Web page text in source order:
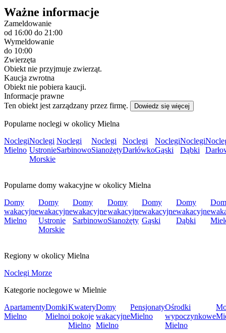
Ważne informacje
Zameldowanie
od 16:00 do 21:00
Wymeldowanie
do 10:00
Zwierzęta
Obiekt nie przyjmuje zwierząt.
Kaucja zwrotna
Obiekt nie pobiera kaucji.
Informacje prawne
Ten obiekt jest zarządzany przez firmę.
Dowiedz się więcej
Popularne noclegi w okolicy Mielna
Noclegi
Mielno
Noclegi
Ustronie
Morskie
Noclegi
Sarbinowo
Noclegi
Sianożęty
Noclegi
Darłówko
Noclegi
Gąski
Noclegi
Dąbki
Popularne domy wakacyjne w okolicy Mielna
Domy
wakacyjne
Mielno
Domy
wakacyjne
Ustronie
Morskie
Domy
wakacyjne
Sarbinowo
Domy
wakacyjne
Sianożęty
Domy
wakacyjne
Gąski
Domy
wakacyjne
Dąbki
Regiony w okolicy Mielna
Noclegi Morze
Kategorie noclegowe w Mielnie
Apartamenty
Mielno
Domki
Mielno
Kwatery
i pokoje
Mielno
Domy
wakacyjne
Mielno
Pensjonaty
Mielno
Ośrodki
wypoczynkowe
Mielno